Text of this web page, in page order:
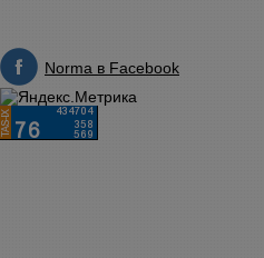
Norma в Facebook